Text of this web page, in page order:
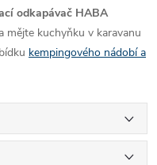
odkapávač HABA
mějte kuchyňku v karavanu
kempingového nádobí a